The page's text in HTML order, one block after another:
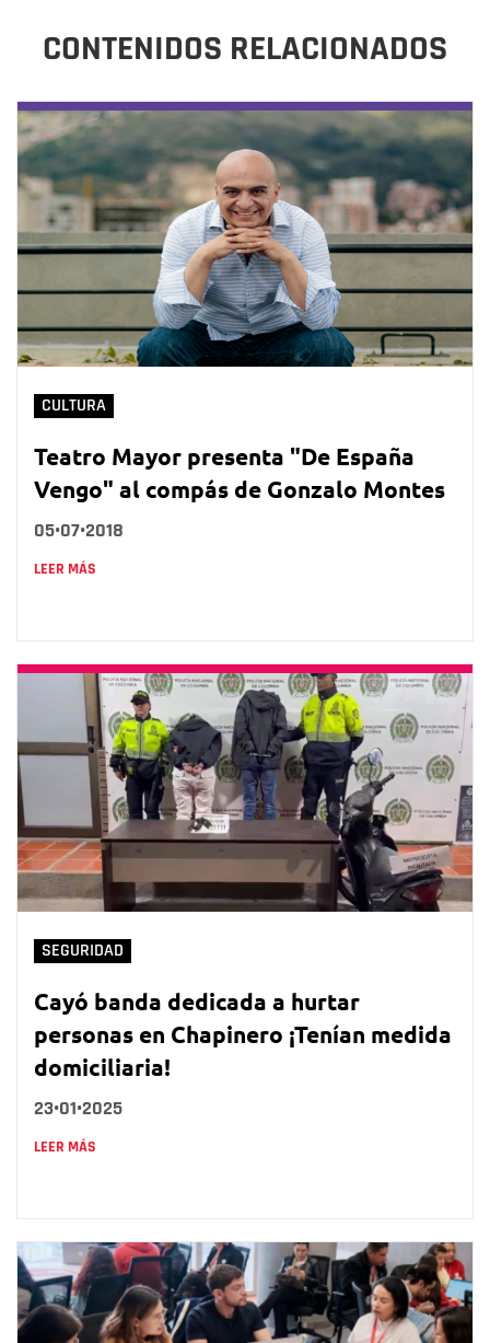
CONTENIDOS RELACIONADOS
CULTURA
Teatro Mayor presenta "De España
Vengo" al compás de Gonzalo Montes
05•07•2018
LEER MÁS
SEGURIDAD
Cayó banda dedicada a hurtar
personas en Chapinero ¡Tenían medida
domiciliaria!
23•01•2025
LEER MÁS